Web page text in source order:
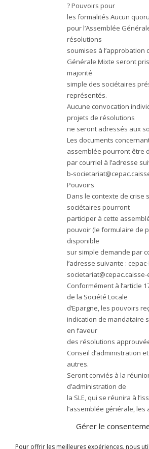
Gérer le
Pour offrir les meilleures expériences, nous
? Pouvoirs pour
les formalités Aucun
pour l’Assemblée
résolutions
soumises à l’approbation
Générale Mixte seront
majorité
simple des sociétaires
représentés.
Aucune convocation
projets de résolutions
ne seront adressés aux
Les documents
assemblée pourront être
par courriel à l’adresse
b-
Pouvoirs
Dans le contexte de crise
sociétaires pourront
participer à cette
pouvoir (le formulaire de
disponible
sur simple demande par
l’adresse suivante :
Conformément à l’article
de la Société Locale
d’Epargne, les pouvoirs
indication de mandataire
en faveur
des résolutions
Conseil d’administration
autres.
Seront conviés à la
d’administration de
la SLE, qui se réunira à
l’assemblée générale,
élus.
Pour avis et mention